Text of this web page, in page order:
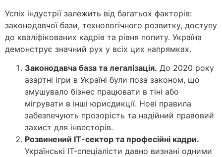
Успіх індустрії залежить від багатьох факторів:
законодавчої бази, технологічного розвитку, доступу
до кваліфікованих кадрів та рівня попиту. Україна
демонструє значний рух у всіх цих напрямках.
Законодавча база та легалізація. До 2020 року
азартні ігри в Україні були поза законом, що
змушувало бізнес працювати в тіні або
мігрувати в інші юрисдикції. Нові правила
забезпечують прозорість та надійний правовий
захист для інвесторів.
Розвинений IT-сектор та професійні кадри.
Українські IT-спеціалісти давно визнані одними